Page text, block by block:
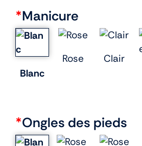
*Manicure
Blanc
Rose
Clair
*Ongles des pieds